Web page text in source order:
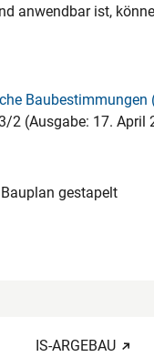
anwendbar ist,
(Ausgabe: 17.
IS-ARGEBAU